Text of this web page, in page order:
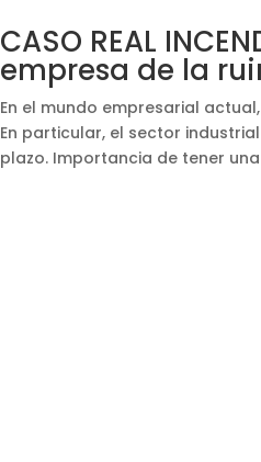
CASO REAL
empresa de la
En el mundo empresarial
En particular, el sector
plazo. Importancia de tener